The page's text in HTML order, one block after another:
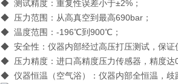
◆ 测试精度：重复性误差小于±2%；
◆ 压力范围：从高真空到最高690bar；
◆ 温度范围：-196℃到900℃；
◆ 安全性：仪器内部经过高压打压测试，保证
◆ 压力精度：进口高精度压力传感器，精度达
◆ 仪器恒温（空气浴）：仪器内部全恒温，歧